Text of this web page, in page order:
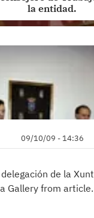
la entidad.
09/10/09 - 14:36
de la
Gallery from article.